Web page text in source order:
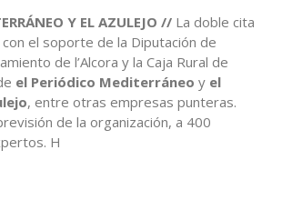
Y EL AZULEJO // La doble cita
el soporte de la Diputación de
de l’Alcora y la Caja Rural de
el Periódico Mediterráneo y el
, entre otras empresas punteras.
de la organización, a 400
H